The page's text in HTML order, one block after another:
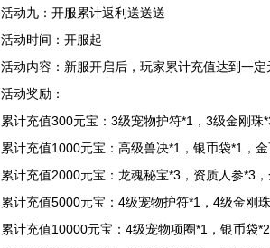
活动九：开服累计返利送送送
活动时间：开服起
活动内容：新服开启后，玩家累计充值达到一
活动奖励：
累计充值300元宝：3级宠物护符*1，3级金刚珠
累计充值1000元宝：高级兽决*1，银币袋*1，
累计充值2000元宝：龙魂秘宝*3，资质人参*3
累计充值5000元宝：4级宠物护符*1，4级金刚
累计充值10000元宝：4级宠物项圈*1，银币袋